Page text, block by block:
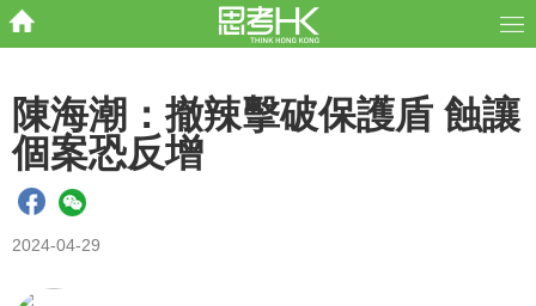
陳海潮：撤辣擊破保護盾 蝕讓
個案恐反增
2024-04-29